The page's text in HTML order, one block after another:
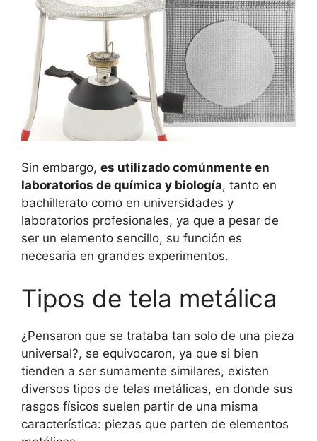
Sin embargo, es utilizado comúnmente en
laboratorios de química y biología, tanto en
bachillerato como en universidades y
laboratorios profesionales, ya que a pesar de
ser un elemento sencillo, su función es
necesaria en grandes experimentos.
Tipos de tela metálica
¿Pensaron que se trataba tan solo de una pieza
universal?, se equivocaron, ya que si bien
tienden a ser sumamente similares, existen
diversos tipos de telas metálicas, en donde sus
rasgos físicos suelen partir de una misma
característica: piezas que parten de elementos